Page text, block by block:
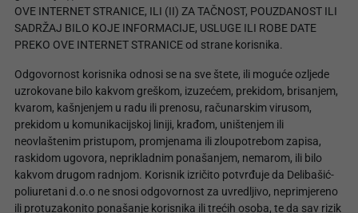
OVE INTERNET STRANICE, ILI (II) ZA TAČNOST, POUZDANOST ILI
SADRŽAJ BILO KOJE INFORMACIJE, USLUGE ILI ROBE DATE
PREKO OVE INTERNET STRANICE od strane korisnika.
Odgovornost korisnika odnosi se na sve štete, ili moguće ozljede
uzrokovane bilo kakvom greškom, izuzećem, prekidom, brisanjem,
kvarom, kašnjenjem u radu ili prenosu, računarskim virusom,
prekidom u komunikacijskoj liniji, krađom, uništenjem ili
neovlaštenim pristupom, promjenama ili zloupotrebom zapisa,
raskidom ugovora, neprikladnim ponašanjem, nemarom, ili bilo
kakvom drugom radnjom. Korisnik izričito potvrđuje da Delibašić-
poliuretani d.o.o ne snosi odgovornost za uvredljivo, neprimjereno
ili protuzakonito ponašanje korisnika ili trećih osoba, te da sav rizik